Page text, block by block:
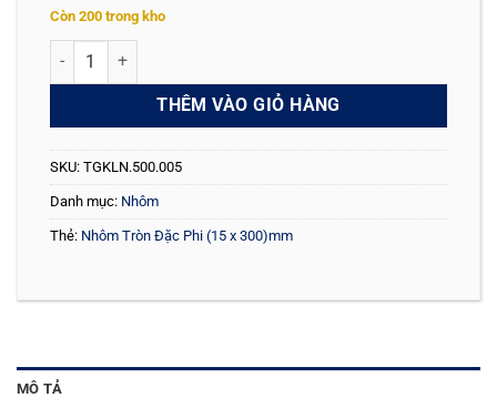
Còn 200 trong kho
Nhôm Tròn Đặc Phi (15 x 300)mm số lượng
THÊM VÀO GIỎ HÀNG
SKU: TGKLN.500.005
Danh mục: Nhôm
Thẻ: Nhôm Tròn Đặc Phi (15 x 300)mm
MÔ TẢ